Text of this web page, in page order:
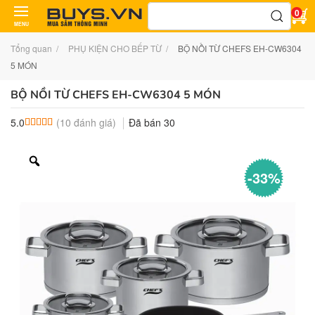
MENU
Tìm
0
Tổng quan PHỤ KIỆN CHO BẾP TỪ
BỘ NỒI TỪ CHEFS EH-CW6304
5 MÓN
BỘ NỒI TỪ CHEFS EH-CW6304 5 MÓN
5.0 5.0 trên 5 dựa trên
10 đánh giá
(10 đánh giá) Đã bán 30
-33%